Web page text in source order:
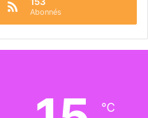
Abonnés
℃